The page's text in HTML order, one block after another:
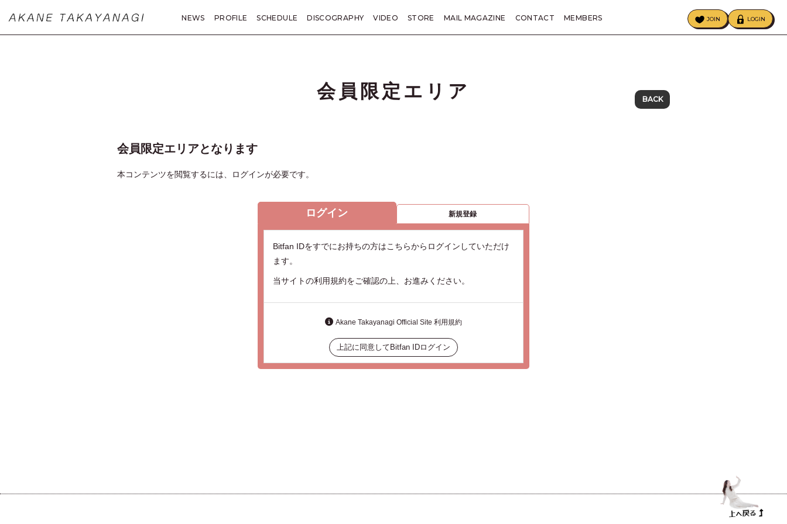
NEWS PROFILE SCHEDULE DISCOGRAPHY VIDEO STORE MAIL MAGAZINE CONTACT MEMBERS JOIN LOGIN
会員限定エリア BACK
会員限定エリアとなります
本コンテンツを閲覧するには、ログインが必要です。
ログイン 新規登録
Bitfan IDをすでにお持ちの方はこちらからログインしていただけ
ます。
当サイトの利用規約をご確認の上、お進みください。
Akane Takayanagi Official Site 利用規約
上記に同意してBitfan IDログイン